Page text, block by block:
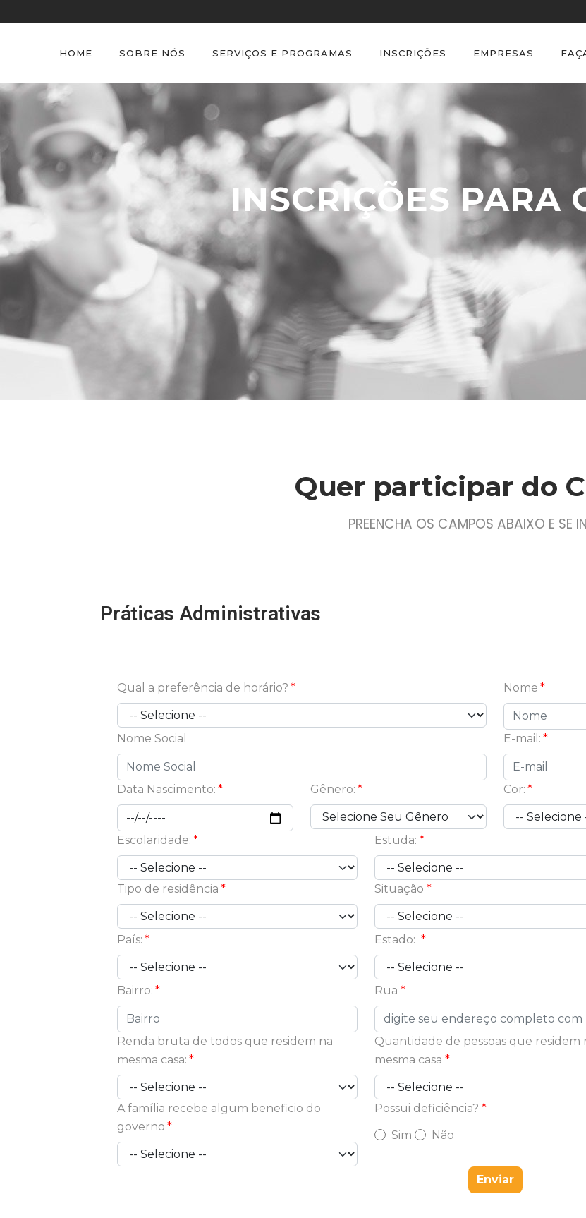
HOME SOBRE NÓS SERVIÇOS E PROGRAMAS INSCRIÇÕES EMPRESAS
INSCRIÇÕES PARA
Quer participar do
PREENCHA OS CAMPOS ABAIXO E SE
Práticas Administrativas
Qual a preferência de horário? Nome
Nome Social E-mail:
Data Nascimento: Gênero: Cor:
Escolaridade: Estuda:
Tipo de residência Situação
País: Estado:
Bairro: Rua
Renda bruta de todos que residem na
mesma casa:
Quantidade de pessoas que residem
mesma casa
A família recebe algum beneficio do
governo
Possui deficiência?
Sim
Não